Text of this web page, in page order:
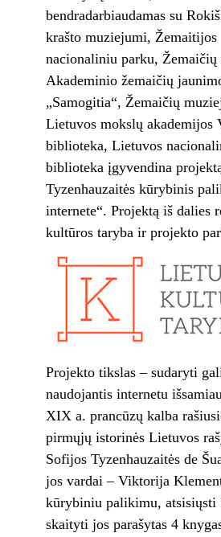
bendradarbiaudamas su
krašto muziejumi, Žemaitijos
nacionaliniu parku,
Akademinio žemaičių
„Samogitia“, Žemaičių
Lietuvos mokslų akademijos
biblioteka, Lietuvos
biblioteka įgyvendina
Tyzenhauzaitės kūrybinis
internete“. Projektą iš dalies
kultūros taryba ir projekto
Projekto tikslas – sudaryti
naudojantis internetu
XIX a. prancūzų kalba
pirmųjų istorinės Lietuvos
Sofijos Tyzenhauzaitės de
jos vardai – Viktorija
kūrybiniu palikimu, atsisiųsti
skaityti jos parašytas 4